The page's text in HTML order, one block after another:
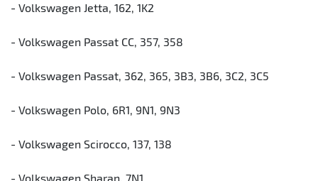
- Volkswagen Jetta, 162, 1K2
- Volkswagen Passat CC, 357, 358
- Volkswagen Passat, 362, 365, 3B3, 3B6, 3C2, 3C5
- Volkswagen Polo, 6R1, 9N1, 9N3
- Volkswagen Scirocco, 137, 138
- Volkswagen Sharan, 7N1